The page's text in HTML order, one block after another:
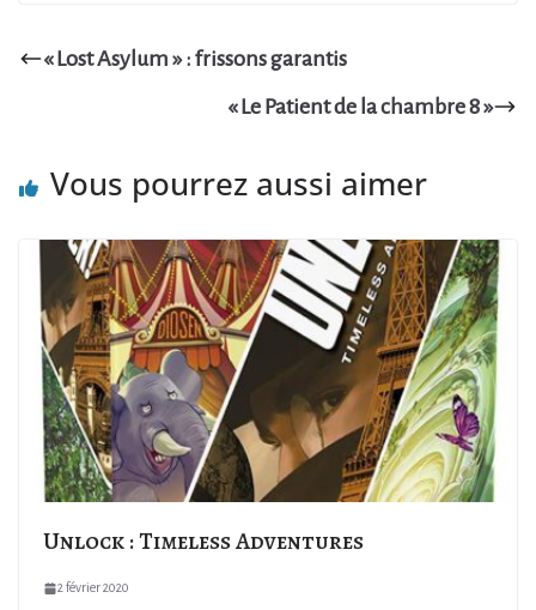
« Lost Asylum » : frissons garantis
« Le Patient de la chambre 8 »
Vous pourrez aussi aimer
Unlock : Timeless Adventures
2 février 2020